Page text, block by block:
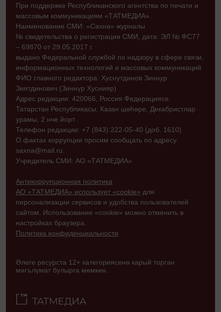
При поддержке Республиканского агентства по печати и
массовым коммуникациям «ТАТМЕДИА».
Наименование СМИ: «Сәхнә» журналы
№ свидетельства о регистрации СМИ, дата: ЭЛ № ФС77
– 69870 от 29.05.2017 г.
выдано Федеральной службой по надзору в сфере связи,
информационных технологий и массовых коммуникаций
ФИО главного редактора: Хуснутдинов Зиннур
Зиятдинович (Зиннур Хуснияр)
Адрес редакции: 420066, Россия Федерациясе,
Татарстан Республикасы, Казан шәһәре, Декабристлар
урамы, 2 нче йорт
Телефон редакции: +7 (843) 222-05-40 (доб. 1610)
О фактах коррупции просим сообщать по адресу
saxna@mail.ru.
Учредитель СМИ: АО «ТАТМЕДИА»
Антикоррупционная политика
АО «ТАТМЕДИА» использует «cookie» для
персонализации сервисов и удобства пользователей
сайтом. Использование «cookie» можно отменить в
настройках браузера.
Политика конфиденциальности
Әлеге ресурста 12+ категориясенә карый торган
мәгълүмат булырга мөмкин.